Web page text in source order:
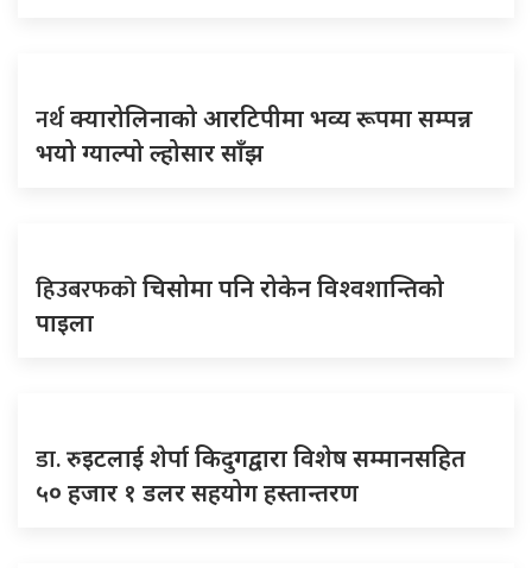
नर्थक्यारोलिनाको आरटिपीमा भव्य रूपमा सम्पन्न
भयो ग्याल्पो ल्होसार साँझ
हिउबरफकोचिसोमा पनि रोकेन विश्वशान्तिको
पाइला
डा.रुइटलाई शेर्पा किदुगद्वारा विशेष सम्मानसहित
५० हजार १ डलर सहयोग हस्तान्तरण